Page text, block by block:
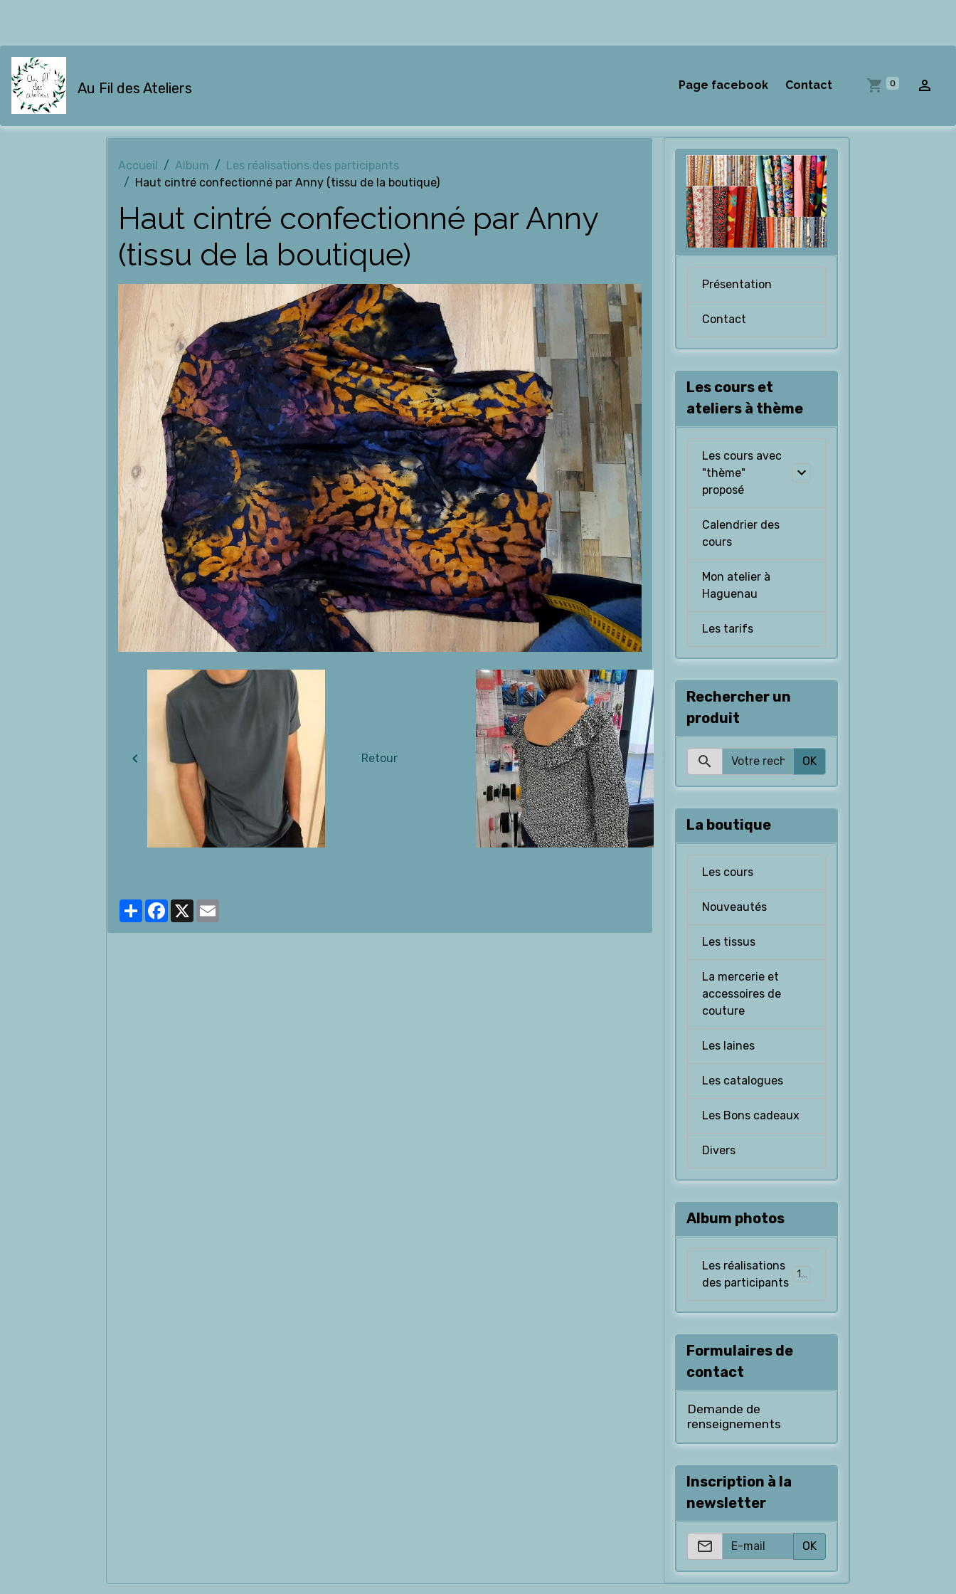
Au Fil des Ateliers Page facebook Contact 0
Accueil Album
Les réalisations des participants
Haut cintré confectionné par Anny (tissu de la boutique)
Haut cintré confectionné par Anny
(tissu de la boutique)
Retour
PartagerFacebook
X
Présentation
Contact
Les cours et
ateliers à thème
Les cours avec
"thème"
proposé
Calendrier des
cours
Mon atelier à
Haguenau
Les tarifs
Rechercher un
produit
OK
La boutique
Les cours
Nouveautés
Les tissus
La mercerie et
accessoires de
couture
Les laines
Les catalogues
Les Bons cadeaux
Divers
Album photos
Les réalisations
des participants
126
Formulaires de
contact
Demande de
renseignements
Inscription à la
newsletter
OK